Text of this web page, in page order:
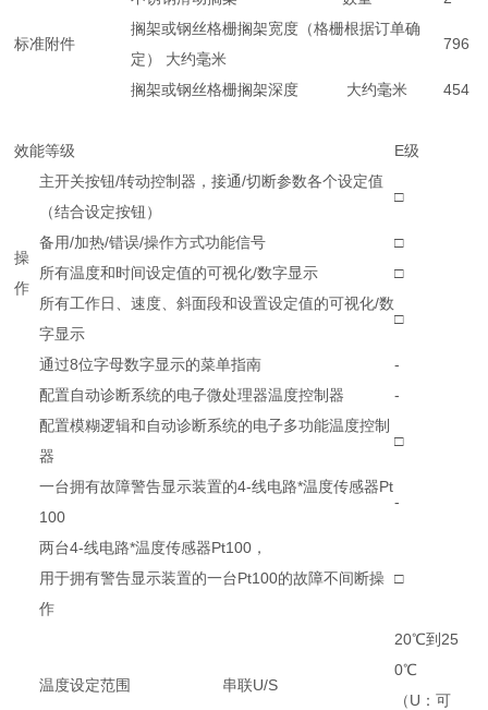
标准附件
搁架或钢丝格栅搁架宽度（格栅根据订单确
定） 大约毫米
796
搁架或钢丝格栅搁架深度 大约毫米 454
效能等级 E级
操
作
主开关按钮/转动控制器，接通/切断参数各个设定值
（结合设定按钮）
□
备用/加热/错误/操作方式功能信号
□
所有温度和时间设定值的可视化/数字显示
□
所有工作日、速度、斜面段和设置设定值的可视化/数
字显示
□
通过8位字母数字显示的菜单指南 -
配置自动诊断系统的电子微处理器温度控制器
-
配置模糊逻辑和自动诊断系统的电子多功能温度控制
器
□
一台拥有故障警告显示装置的4-线电路*温度传感器Pt
100
-
两台4-线电路*温度传感器Pt100，
用于拥有警告显示装置的一台Pt100的故障不间断操
作
□
温度设定范围 串联U/S
20℃到25
0℃
（U：可